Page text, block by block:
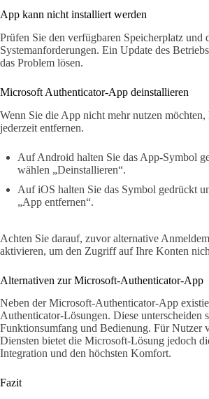
App kann nicht installiert werden
Prüfen Sie den verfügbaren Speicherplatz und
Systemanforderungen. Ein Update des
das Problem lösen.
Microsoft Authenticator-App deinstallieren
Wenn Sie die App nicht mehr nutzen möchten,
jederzeit entfernen.
Auf Android halten Sie das App-Symbol
wählen „Deinstallieren“.
Auf iOS halten Sie das Symbol gedrückt
„App entfernen“.
Achten Sie darauf, zuvor alternative
aktivieren, um den Zugriff auf Ihre Konten
Alternativen zur Microsoft-Authenticator-App
Neben der Microsoft-Authenticator-App
Authenticator-Lösungen. Diese unterscheiden
Funktionsumfang und Bedienung. Für Nutzer
Diensten bietet die Microsoft-Lösung jedoch
Integration und den höchsten Komfort.
Fazit